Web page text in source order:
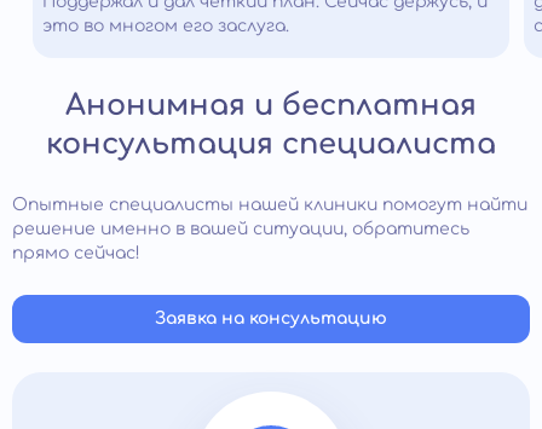
это во многом его заслуга.
Анонимная и бесплатная
консультация специалиста
Опытные специалисты нашей клиники помогут найти
решение именно в вашей ситуации, обратитесь
прямо сейчас!
Заявка на консультацию